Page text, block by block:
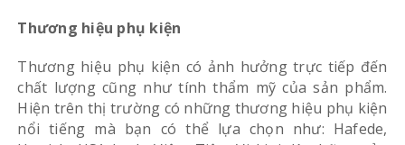
Thương hiệu phụ kiện
Thương hiệu phụ kiện có ảnh hưởng trực tiếp đến
chất lượng cũng như tính thẩm mỹ của sản phẩm.
Hiện trên thị trường có những thương hiệu phụ kiện
nổi tiếng mà bạn có thể lựa chọn như: Hafede,